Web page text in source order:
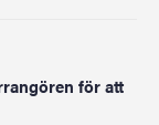
för att